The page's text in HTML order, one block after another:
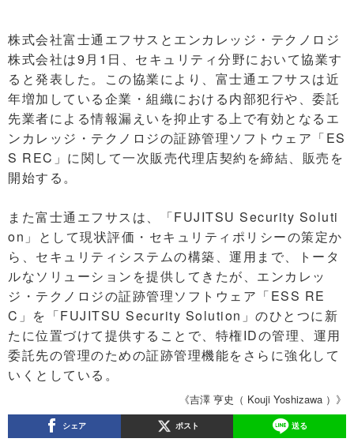
株式会社富士通エフサスとエンカレッジ・テクノロジ
株式会社は9月1日、セキュリティ分野において協業す
ると発表した。この協業により、富士通エフサスは近
年増加している企業・組織における内部犯行や、委託
先業者による情報漏えいを抑止する上で有効となるエ
ンカレッジ・テクノロジの証跡管理ソフトウェア「ES
S REC」に関して一次販売代理店契約を締結、販売を
開始する。
また富士通エフサスは、「FUJITSU Security Soluti
on」として現状評価・セキュリティポリシーの策定か
ら、セキュリティシステムの構築、運用まで、トータ
ルなソリューションを提供してきたが、エンカレッ
ジ・テクノロジの証跡管理ソフトウェア「ESS RE
C」を「FUJITSU Security Solution」のひとつに新
たに位置づけて提供することで、特権IDの管理、運用
委託先の管理のための証跡管理機能をさらに強化して
いくとしている。
《吉澤 亨史（ Kouji Yoshizawa ）》
シェア ポスト 送る